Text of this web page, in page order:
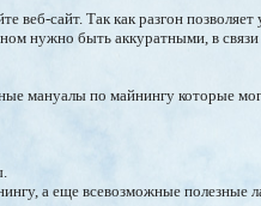
веб-сайт. Так как разгон
нужно быть аккуратными, в
мануалы по майнингу которые
а еще всевозможные полезные